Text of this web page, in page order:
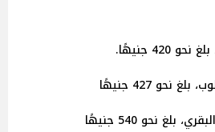
نحو 420 جنيهًا.
نحو 427 جنيهًا
بلغ نحو 540 جنيهًا